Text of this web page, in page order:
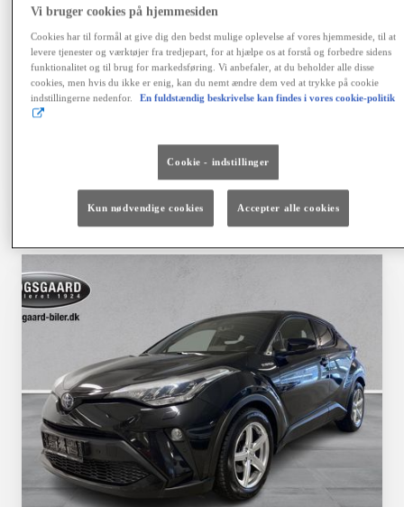
42.468,64. I alt tilbagebetales kr. 198.368,64. Positiv
kreditgodkendelse og ingen registrering hos RKI
forudsættes. Kaskoforsikring er obligatorisk. Der er
fortrydelsesret på lånet. Ingen løbende mdl. gebyrer ved
betaling via en automatisk betalingstjeneste. Vi tager
forbehold for fejl, prisændringer og renteforhøjelser.
Kontakt forhandler
Sammenlign Gem
Vi bruger cookies på hjemmesiden
Cookies har til formål at give dig den bedst mulige oplevelse af vores hjemmeside, til at
levere tjenester og værktøjer fra tredjepart, for at hjælpe os at forstå og forbedre sidens
funktionalitet og til brug for markedsføring. Vi anbefaler, at du beholder alle disse
cookies, men hvis du ikke er enig, kan du nemt ændre dem ved at trykke på cookie
indstillingerne nedenfor.
En fuldstændig beskrivelse kan findes i vores cookie-politik
Cookie - indstillinger
Kun nødvendige cookies Accepter alle cookies